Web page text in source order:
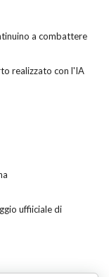
a combattere
realizzato con l'IA
uffiiciale di